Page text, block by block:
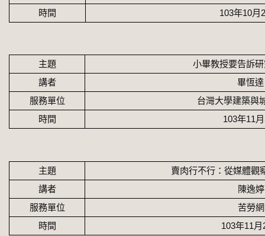
時間
103年10月
主題
小畢教授要告訴
講者
畢恆達
服務單位
台灣大學建築與
時間
103年11月
主題
賣肉行不行：從媒體觀
講者
陳逸婷
服務單位
苦勞網
時間
103年11月